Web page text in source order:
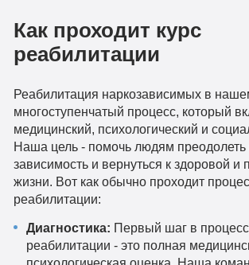
Как проходит курс
реабилитации
Реабилитация наркозависимых в
многоступенчатый процесс, который
медицинский, психологический и
Наша цель - помочь людям
зависимость и вернуться к здоровой и
жизни. Вот как обычно проходит
реабилитации:
Диагностика: Первый шаг в
реабилитации - это полная